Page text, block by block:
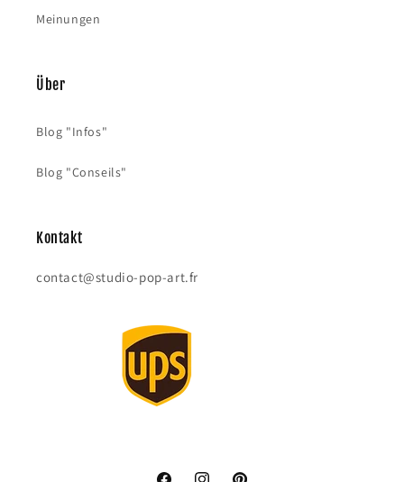
Meinungen
Über
Blog "Infos"
Blog "Conseils"
Kontakt
contact@studio-pop-art.fr